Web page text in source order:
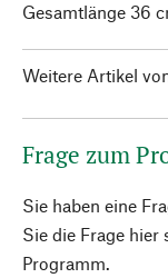
Gesamtlänge 36
Weitere Artikel
Frage zum
Sie haben eine
Sie die Frage
Programm.